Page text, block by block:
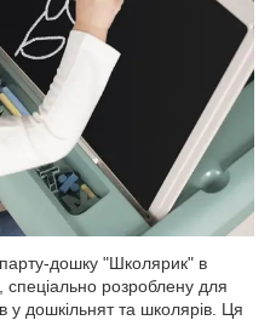
дошку "Школярик" в
розроблену для
у дошкільнят та школярів. Ця